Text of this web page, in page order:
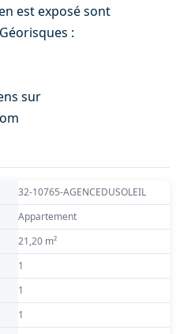
est exposé sont
:
sur
32-10765-AGENCEDUSOLEIL
Appartement
21,20 m²
1
1
1